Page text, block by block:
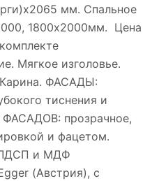
мм. Спальное
1800х2000мм. Цена
Мягкое изголовье.
Карина. ФАСАДЫ:
тиснения и
прозрачное,
и фацетом.
и МДФ
(Австрия), с